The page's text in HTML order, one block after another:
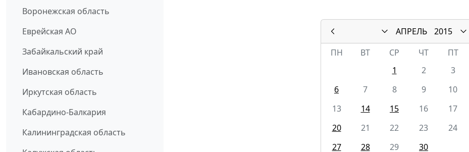
Воронежская область
Еврейская АО
Забайкальский край
Ивановская область
Иркутская область
Кабардино-Балкария
Калининградская область
АПРЕЛЬ
2015
ПН
ВТ СР ЧТ ПТ
1
2 3
6
7 8 9 10
13
14 15 16 17
20
21 22 23 24
27
28 29 30